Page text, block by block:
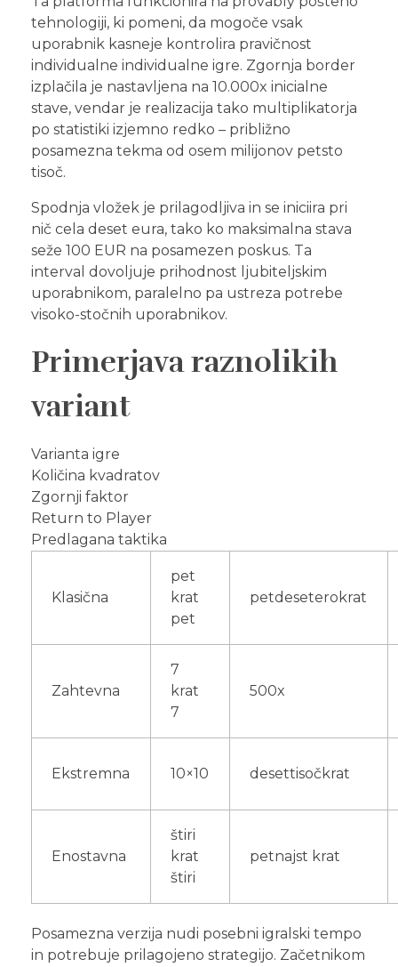
tehnologiji, ki pomeni, da mogoče vsak
uporabnik kasneje kontrolira pravičnost
individualne individualne igre. Zgornja border
izplačila je nastavljena na 10.000x inicialne
stave, vendar je realizacija tako multiplikatorja
po statistiki izjemno redko – približno
posamezna tekma od osem milijonov petsto
tisoč.
Spodnja vložek je prilagodljiva in se iniciira pri
nič cela deset eura, tako ko maksimalna stava
seže 100 EUR na posamezen poskus. Ta
interval dovoljuje prihodnost ljubiteljskim
uporabnikom, paralelno pa ustreza potrebe
visoko-stočnih uporabnikov.
Primerjava raznolikih
variant
Varianta igre
Količina kvadratov
Zgornji faktor
Return to Player
Predlagana taktika
Klasična
pet
krat
pet
petdeseterokrat
Zahtevna
7
krat
7
500x
Ekstremna 10×10 desettisočkrat
Enostavna
štiri
krat
štiri
petnajst krat
Posamezna verzija nudi posebni igralski tempo
in potrebuje prilagojeno strategijo. Začetnikom